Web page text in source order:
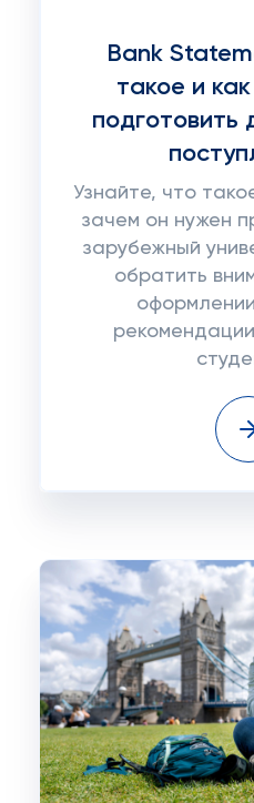
Bank
такое и
подготовить
Узнайте, что
зачем он нужен
зарубежный
обратить